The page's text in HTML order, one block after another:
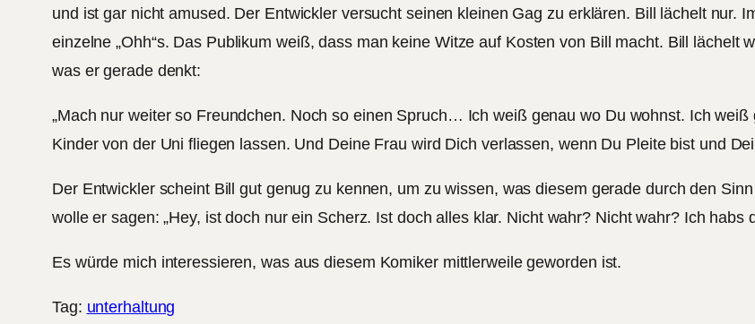
und ist gar nicht amused. Der Entwickler versucht seinen kleinen Gag zu erklären. Bill lächelt nur.
einzelne „Ohh“s. Das Publikum weiß, dass man keine Witze auf Kosten von Bill macht. Bill lächelt
was er gerade denkt:
„Mach nur weiter so Freundchen. Noch so einen Spruch… Ich weiß genau wo Du wohnst. Ich
Kinder von der Uni fliegen lassen. Und Deine Frau wird Dich verlassen, wenn Du Pleite bist und
Der Entwickler scheint Bill gut genug zu kennen, um zu wissen, was diesem gerade durch den
wolle er sagen: „Hey, ist doch nur ein Scherz. Ist doch alles klar. Nicht wahr? Nicht wahr? Ich habs
Es würde mich interessieren, was aus diesem Komiker mittlerweile geworden ist.
Tag: unterhaltung